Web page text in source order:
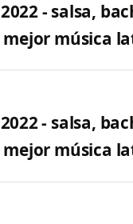
- salsa,
música
- salsa,
música